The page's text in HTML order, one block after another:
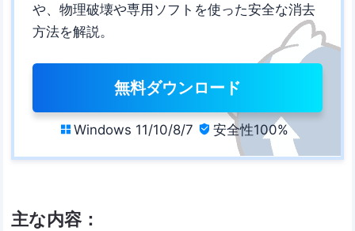
や、物理破壊や専用ソフトを使った安全な消去
方法を解説。
無料ダウンロード
 Windows 11/10/8/7  安全性100%
主な内容：